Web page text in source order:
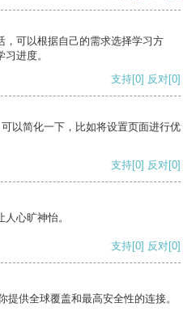
，可以根据自己的需求选择学习方
进度。
支持[0] 反对[0]
以简化一下，比如将设置页面进行优
支持[0] 反对[0]
心旷神怡。
支持[0] 反对[0]
供全球覆盖和最高安全性的连接。